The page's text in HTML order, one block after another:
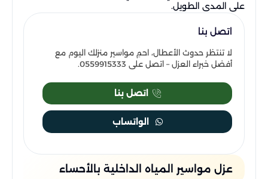
على المدى الطويل.
اتصل بنا
لا تنتظر حدوث الأعطال، احمِ مواسير منزلك اليوم مع
أفضل خبراء العزل – اتصل على 0559915333.
اتصل بنا
الواتساب
عزل مواسير المياه الداخلية بالأحساء